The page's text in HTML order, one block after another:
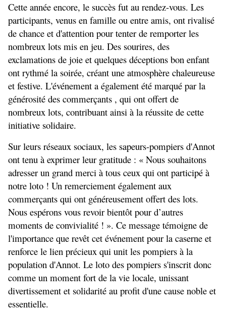
Cette année encore, le succès fut au rendez-vous. Les
participants, venus en famille ou entre amis, ont rivalisé
de chance et d'attention pour tenter de remporter les
nombreux lots mis en jeu. Des sourires, des
exclamations de joie et quelques déceptions bon enfant
ont rythmé la soirée, créant une atmosphère chaleureuse
et festive. L'événement a également été marqué par la
générosité des commerçants , qui ont offert de
nombreux lots, contribuant ainsi à la réussite de cette
initiative solidaire.
Sur leurs réseaux sociaux, les sapeurs-pompiers d'Annot
ont tenu à exprimer leur gratitude : « Nous souhaitons
adresser un grand merci à tous ceux qui ont participé à
notre loto ! Un remerciement également aux
commerçants qui ont généreusement offert des lots.
Nous espérons vous revoir bientôt pour d’autres
moments de convivialité ! ». Ce message témoigne de
l'importance que revêt cet événement pour la caserne et
renforce le lien précieux qui unit les pompiers à la
population d'Annot. Le loto des pompiers s'inscrit donc
comme un moment fort de la vie locale, unissant
divertissement et solidarité au profit d'une cause noble et
essentielle.